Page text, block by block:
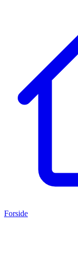
Forside